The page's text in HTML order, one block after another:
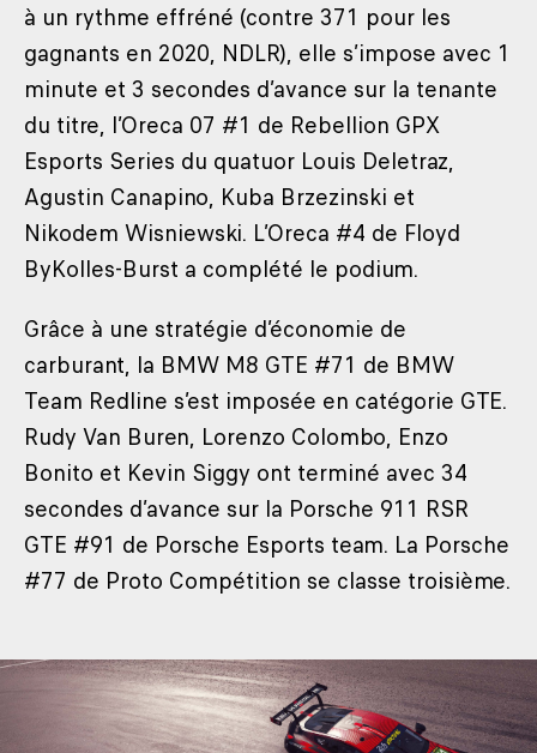
à un rythme effréné (contre 371 pour les
gagnants en 2020, NDLR), elle s’impose avec 1
minute et 3 secondes d’avance sur la tenante
du titre, l’Oreca 07 #1 de Rebellion GPX
Esports Series du quatuor Louis Deletraz,
Agustin Canapino, Kuba Brzezinski et
Nikodem Wisniewski. L’Oreca #4 de Floyd
ByKolles-Burst a complété le podium.
Grâce à une stratégie d’économie de
carburant, la BMW M8 GTE #71 de BMW
Team Redline s’est imposée en catégorie GTE.
Rudy Van Buren, Lorenzo Colombo, Enzo
Bonito et Kevin Siggy ont terminé avec 34
secondes d’avance sur la Porsche 911 RSR
GTE #91 de Porsche Esports team. La Porsche
#77 de Proto Compétition se classe troisième.